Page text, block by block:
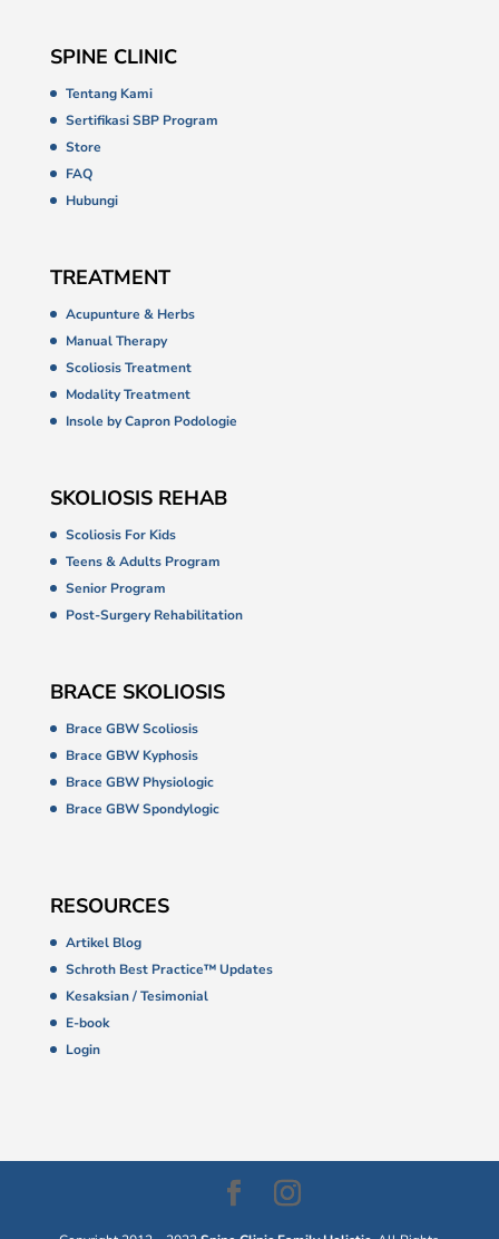
SPINE CLINIC
Tentang Kami
Sertifikasi SBP Program
Store
FAQ
Hubungi
TREATMENT
Acupunture & Herbs
Manual Therapy
Scoliosis Treatment
Modality Treatment
Insole by Capron Podologie
SKOLIOSIS REHAB
Scoliosis For Kids
Teens & Adults Program
Senior Program
Post-Surgery Rehabilitation
BRACE SKOLIOSIS
Brace GBW Scoliosis
Brace GBW Kyphosis
Brace GBW Physiologic
Brace GBW Spondylogic
RESOURCES
Artikel Blog
Schroth Best Practice™ Updates
Kesaksian / Tesimonial
E-book
Login